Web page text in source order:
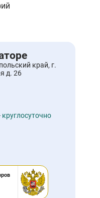
край, г.
д. 26
круглосуточно